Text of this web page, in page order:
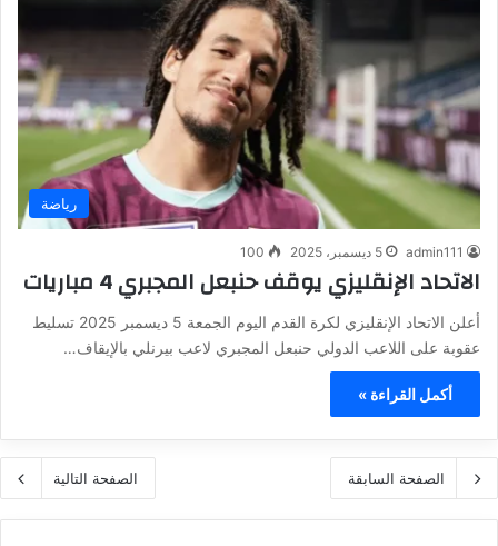
رياضة
admin111 5 ديسمبر، 2025 100
الاتحاد الإنقليزي يوقف حنبعل المجبري 4 مباريات
أعلن الاتحاد الإنقليزي لكرة القدم اليوم الجمعة 5 ديسمبر 2025 تسليط
عقوبة على اللاعب الدولي حنبعل المجبري لاعب بيرنلي بالإيقاف…
أكمل القراءة »
الصفحة السابقة الصفحة التالية